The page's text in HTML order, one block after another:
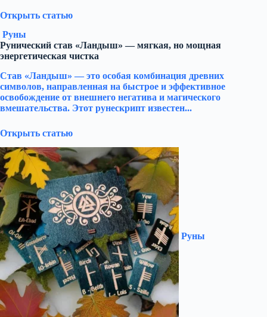
Открыть статью
Руны
Рунический став «Ландыш» — мягкая, но мощная
энергетическая чистка
Став «Ландыш» — это особая комбинация древних
символов, направленная на быстрое и эффективное
освобождение от внешнего негатива и магического
вмешательства. Этот рунескрипт известен...
Открыть статью
Руны